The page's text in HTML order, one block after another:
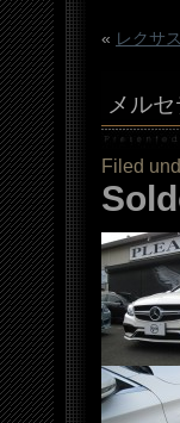
« レクサ
メル
Filed